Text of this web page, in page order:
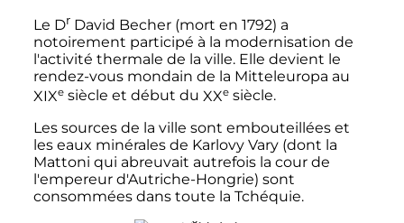
Le Dr David Becher (mort en 1792) a
notoirement participé à la modernisation de
l'activité thermale de la ville. Elle devient le
rendez-vous mondain de la Mitteleuropa au
XIXe siècle et début du XXe siècle.
Les sources de la ville sont embouteillées et
les eaux minérales de Karlovy Vary (dont la
Mattoni qui abreuvait autrefois la cour de
l'empereur d'Autriche-Hongrie) sont
consommées dans toute la Tchéquie.